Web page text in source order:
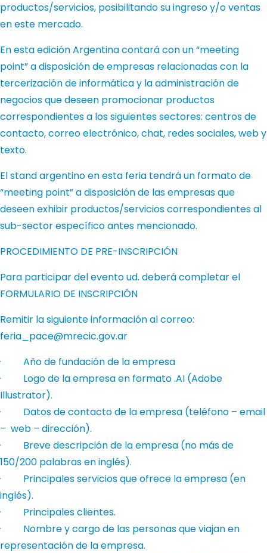
productos/servicios, posibilitando su ingreso y/o ventas
en este mercado.
En esta edición Argentina contará con un “meeting
point” a disposición de empresas relacionadas con la
tercerización de informática y la administración de
negocios que deseen promocionar productos
correspondientes a los siguientes sectores: centros de
contacto, correo electrónico, chat, redes sociales, web y
texto.
El stand argentino en esta feria tendrá un formato de
“meeting point” a disposición de las empresas que
deseen exhibir productos/servicios correspondientes al
sub-sector específico antes mencionado.
PROCEDIMIENTO DE PRE-INSCRIPCIÓN
Para participar del evento ud. deberá completar el
FORMULARIO DE INSCRIPCIÓN
Remitir la siguiente información al correo:
feria_pace@mrecic.gov.ar
· Año de fundación de la empresa
· Logo de la empresa en formato .AI (Adobe
Illustrator).
· Datos de contacto de la empresa (teléfono – email
– web – dirección).
· Breve descripción de la empresa (no más de
150/200 palabras en inglés).
· Principales servicios que ofrece la empresa (en
inglés).
· Principales clientes.
· Nombre y cargo de las personas que viajan en
representación de la empresa.